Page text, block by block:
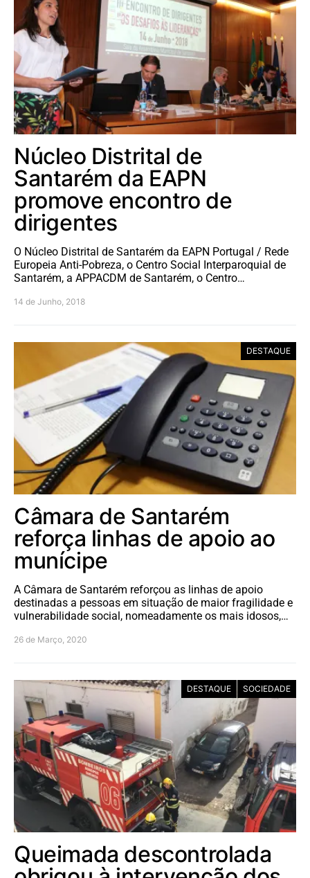
Núcleo Distrital de
Santarém da EAPN
promove encontro de
dirigentes
O Núcleo Distrital de Santarém da EAPN Portugal / Rede
Europeia Anti-Pobreza, o Centro Social Interparoquial de
Santarém, a APPACDM de Santarém, o Centro…
14 de Junho, 2018
DESTAQUE
Câmara de Santarém
reforça linhas de apoio ao
munícipe
A Câmara de Santarém reforçou as linhas de apoio
destinadas a pessoas em situação de maior fragilidade e
vulnerabilidade social, nomeadamente os mais idosos,…
26 de Março, 2020
DESTAQUE SOCIEDADE
Queimada descontrolada